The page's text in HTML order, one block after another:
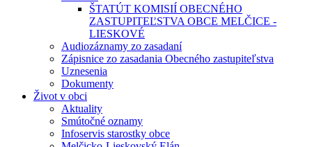
ŠTATÚT KOMISIÍ OBECNÉHO
ZASTUPITEĽSTVA OBCE MELČICE -
LIESKOVÉ
Audiozáznamy zo zasadaní
Zápisnice zo zasadania Obecného zastupiteľstva
Uznesenia
Dokumenty
Život v obci
Aktuality
Smútočné oznamy
Infoservis starostky obce